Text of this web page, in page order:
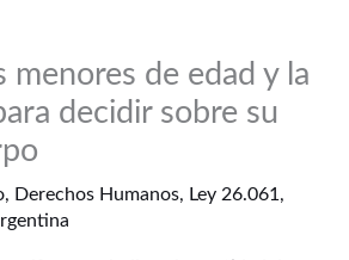
menores de edad y la
decidir sobre su
, Derechos Humanos, Ley 26.061,